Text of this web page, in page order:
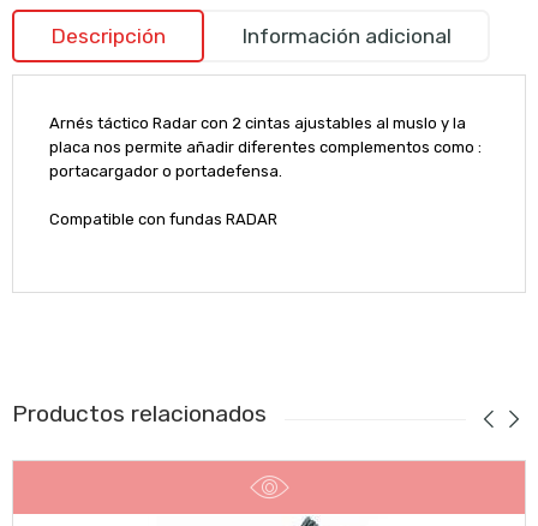
Descripción Información adicional
Arnés táctico Radar con 2 cintas ajustables al muslo y la
placa nos permite añadir diferentes complementos como :
portacargador o portadefensa.
Compatible con fundas RADAR
Productos relacionados